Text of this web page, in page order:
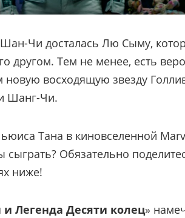
Чи досталась Лю Сыму,
другом. Тем не менее, есть
восходящую звезду
Шанг-Чи.
Тана в киновселенной
сыграть? Обязательно
ниже!
Легенда Десяти колец»